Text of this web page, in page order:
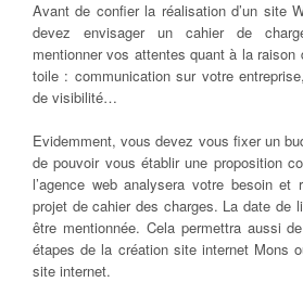
Avant de confier la réalisation d’un site
devez envisager un cahier de
mentionner vos attentes quant à la
toile : communication sur votre
de visibilité…
Evidemment, vous devez vous fixer un
de pouvoir vous établir une proposition
l’agence web analysera votre besoin et
projet de cahier des charges. La date de
être mentionnée. Cela permettra aussi
étapes de la création site internet Mons
site internet.